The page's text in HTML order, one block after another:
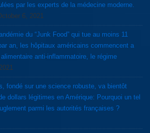
par les experts de la médecine moderne.
6, 2021
du “Junk Food” qui tue au moins 11
an, les hôpitaux américains commencent a
anti-inflammatoire, le régime
fondé sur une science robuste, va bientôt
dollars légitimes en Amérique: Pourquoi un tel
parmi les autorités françaises ?